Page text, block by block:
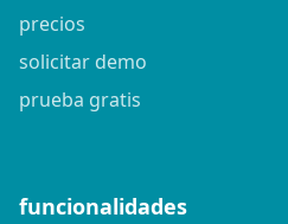
precios
solicitar demo
prueba gratis
funcionalidades